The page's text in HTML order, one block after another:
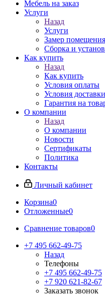
Мебель на заказ
Услуги
Назад
Услуги
Замер помещения
Сборка и
Как купить
Назад
Как купить
Условия оплаты
Условия доставки
Гарантия на
О компании
Назад
О компании
Новости
Сертификаты
Политика
Контакты
Личный кабинет
Корзина0
Отложенные0
Сравнение товаров0
+7 495 662-49-75
Назад
Телефоны
+7 495 662-49-75
+7 920 621-82-67
Заказать звонок